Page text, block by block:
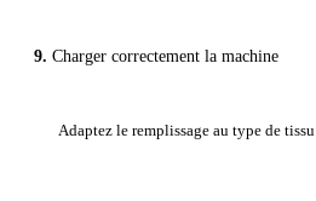
Charger correctement la machine
Adaptez le remplissage au type de tissu